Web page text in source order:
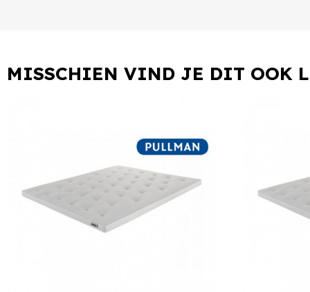
MISSCHIEN VIND JE DIT OOK